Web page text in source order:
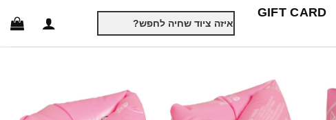
GIFT CARD
עבור: